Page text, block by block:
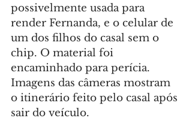
possivelmente usada para
render Fernanda, e o celular de
um dos filhos do casal sem o
chip. O material foi
encaminhado para perícia.
Imagens das câmeras mostram
o itinerário feito pelo casal após
sair do veículo.